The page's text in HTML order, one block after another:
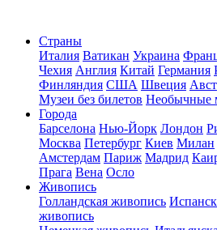
Страны
Италия Ватикан Украина
Чехия Англия Китай Германия
Финляндия США Швеция
Музеи без билетов Необычные
Города
Барселона Нью-Йорк Лондон
Москва Петербург Киев Милан
Амстердам Париж Мадрид
Прага Вена Осло
Живопись
Голландская живопись
живопись